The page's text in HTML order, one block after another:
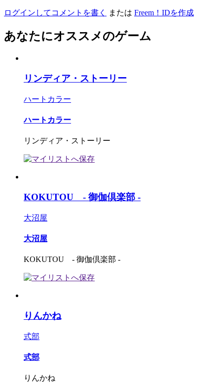
ログインしてコメントを書く または Freem！IDを作成
あなたにオススメのゲーム
リンディア・ストーリー
ハートカラー
ハートカラー
リンディア・ストーリー
KOKUTOU - 御伽倶楽部 -
大沼屋
大沼屋
KOKUTOU - 御伽倶楽部 -
りんかね
式部
式部
りんかね